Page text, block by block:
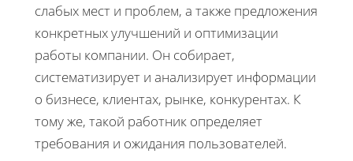
слабых мест и проблем, а также предложения
конкретных улучшений и оптимизации
работы компании. Он собирает,
систематизирует и анализирует информации
о бизнесе, клиентах, рынке, конкурентах. К
тому же, такой работник определяет
требования и ожидания пользователей.